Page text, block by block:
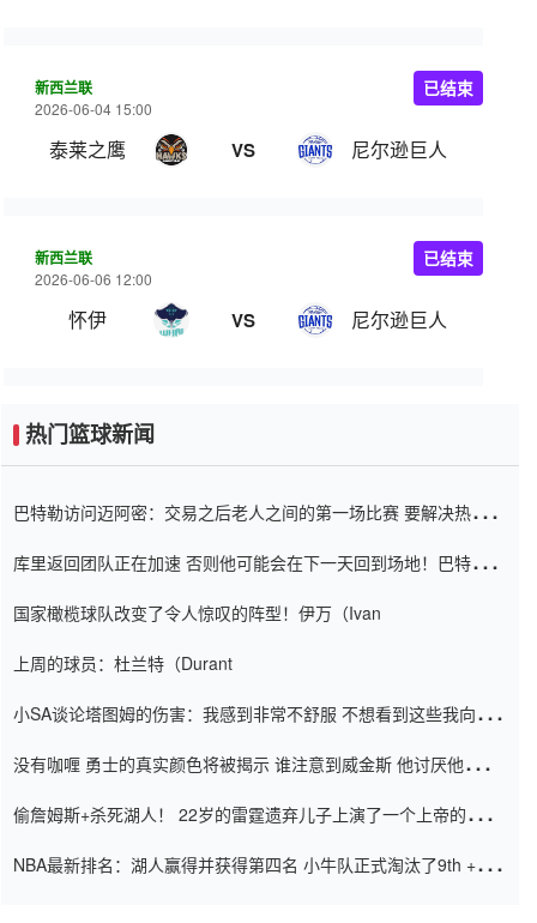
新西兰联
2026-06-04 15:00
泰莱之鹰 VS 尼尔逊巨人
已结束
新西兰联
2026-06-06 12:00
怀伊 VS 尼尔逊巨人
已结束
热门篮球新闻
巴特勒访问迈阿密：交易之后老人之间的第一场比赛 要解决热情的
库里返回团队正在加速 否则他可能会在下一天回到场地！巴特勒迈
国家橄榄球队改变了令人惊叹的阵型！伊万（Ivan
上周的球员：杜兰特（Durant
小SA谈论塔图姆的伤害：我感到非常不舒服 不想看到这些我向他
没有咖喱 勇士的真实颜色将被揭示 谁注意到威金斯 他讨厌他的老
偷詹姆斯+杀死湖人！ 22岁的雷霆遗弃儿子上演了一个上帝的剧
NBA最新排名：湖人赢得并获得第四名 小牛队正式淘汰了9th + 76